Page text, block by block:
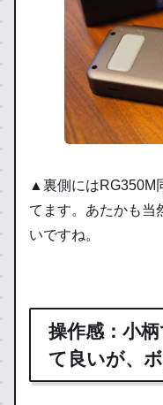
▲裏側にはRG350M
てます。あたかも当
いですね。
操作感：小
て良いが、